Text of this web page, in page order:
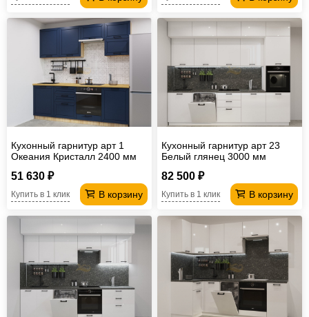
Кухонный гарнитур арт 1
Океания Кристалл 2400 мм
51 630 ₽
В корзину
Купить в 1 клик
Кухонный гарнитур арт 23
Белый глянец 3000 мм
82 500 ₽
В корзину
Купить в 1 клик